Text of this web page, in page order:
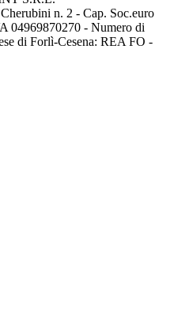
n. 2 - Cap. Soc.euro
04969870270 - Numero di
di Forlì-Cesena: REA FO -